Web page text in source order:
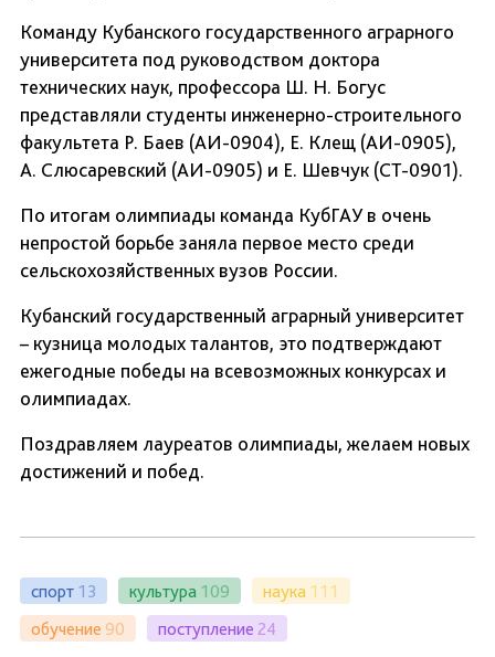
Команду Кубанского государственного аграрного
университета под руководством доктора
технических наук, профессора Ш. Н. Богус
представляли студенты инженерно-строительного
факультета Р. Баев (АИ-0904), Е. Клещ (АИ-0905),
А. Слюсаревский (АИ-0905) и Е. Шевчук (СТ-0901).
По итогам олимпиады команда КубГАУ в очень
непростой борьбе заняла первое место среди
сельскохозяйственных вузов России.
Кубанский государственный аграрный университет
– кузница молодых талантов, это подтверждают
ежегодные победы на всевозможных конкурсах и
олимпиадах.
Поздравляем лауреатов олимпиады, желаем новых
достижений и побед.
спорт 13 культура 109 наука 111
обучение 90 поступление 24